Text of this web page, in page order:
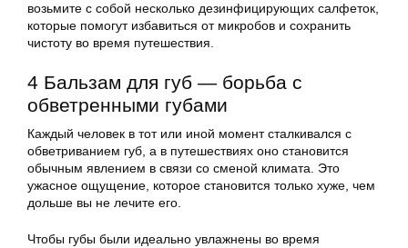
возьмите с собой несколько дезинфицирующих салфеток,
которые помогут избавиться от микробов и сохранить
чистоту во время путешествия.
4 Бальзам для губ — борьба с
обветренными губами
Каждый человек в тот или иной момент сталкивался с
обветриванием губ, а в путешествиях оно становится
обычным явлением в связи со сменой климата. Это
ужасное ощущение, которое становится только хуже, чем
дольше вы не лечите его.
Чтобы губы были идеально увлажнены во время